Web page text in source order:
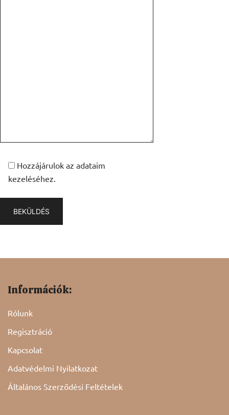
Hozzájárulok az adataim
kezeléséhez.
Információk:
Rólunk
Regisztráció
Kapcsolat
Adatvédelmi Nyilatkozat
Általános Szerződési Feltételek